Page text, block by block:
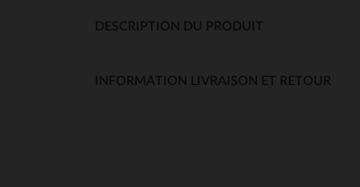
DESCRIPTION DU PRODUIT
INFORMATION LIVRAISON ET RETOUR